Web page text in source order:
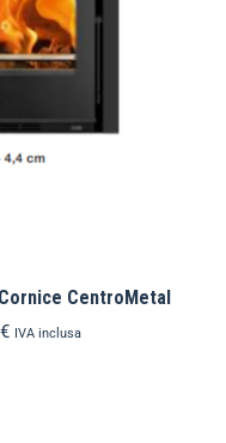
CentroMetal
€ IVA inclusa